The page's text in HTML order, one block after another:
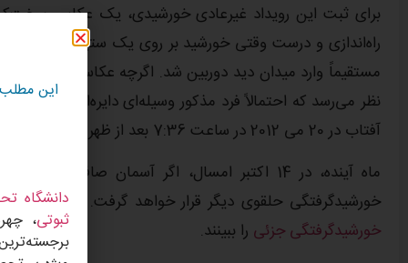
برای ثبت این رویداد غیرعادی خورشیدی، یک عکاس
راه‌اندازی و درست وقتی خورشید بر روی یک ستیغ
مستقیماً وارد میدان دید دوربین شد. اگرچه عکاس از حضور
نظر می‌رسد که احتمالاً فرد مذکور وسیله‌ای دایره‌ای در دست
آفتاب در 20 می 2012 در ساعت 7:36 بعد از ظهر به وقت محلی از پارکی در نزدیکی آلبوکرکی گرفته شده است.
ماه آینده، در 14 اکتبر امسال، اگر آسمان
خورشیدگرفتگی حلقوی دیگر قرار خواهد گرفت. به طور
خورشیدگرفتگی جزئی را ببینند.
این
دانشگاه
ثبوتی،